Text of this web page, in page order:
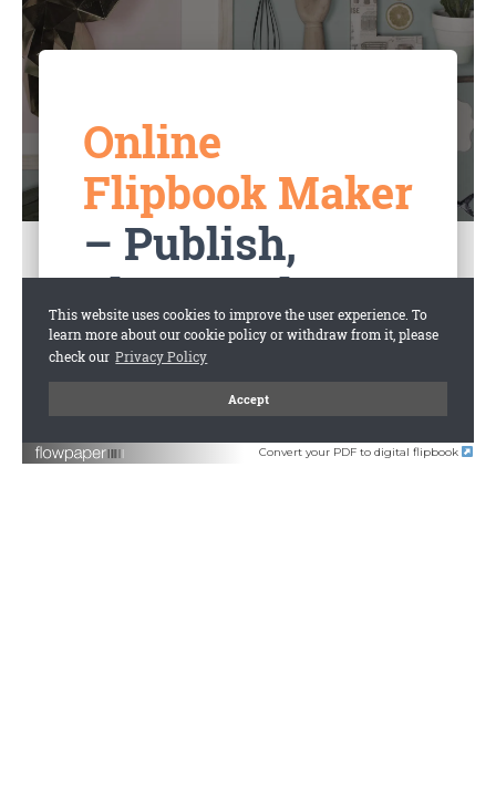
Convert your PDF to digital flipbook